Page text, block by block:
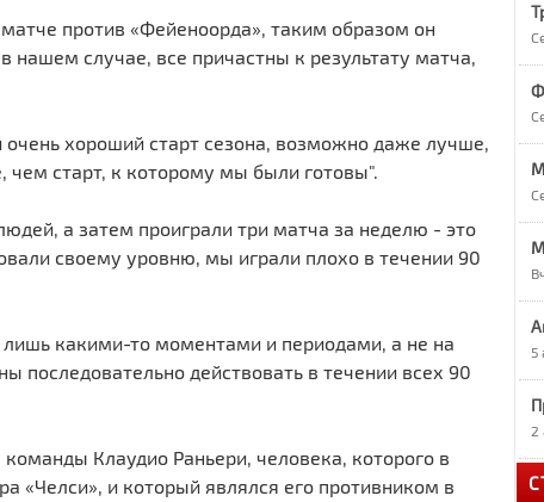
против «Фейеноорда», таким образом он
нашем случае, все причастны к результату матча,
хороший старт сезона, возможно даже лучше,
старт, к которому мы были готовы".
а затем проиграли три матча за неделю - это
своему уровню, мы играли плохо в течении 90
какими-то моментами и периодами, а не на
последовательно действовать в течении всех 90
Клаудио Раньери, человека, которого в
«Челси», и который являлся его противником в
9
5
2